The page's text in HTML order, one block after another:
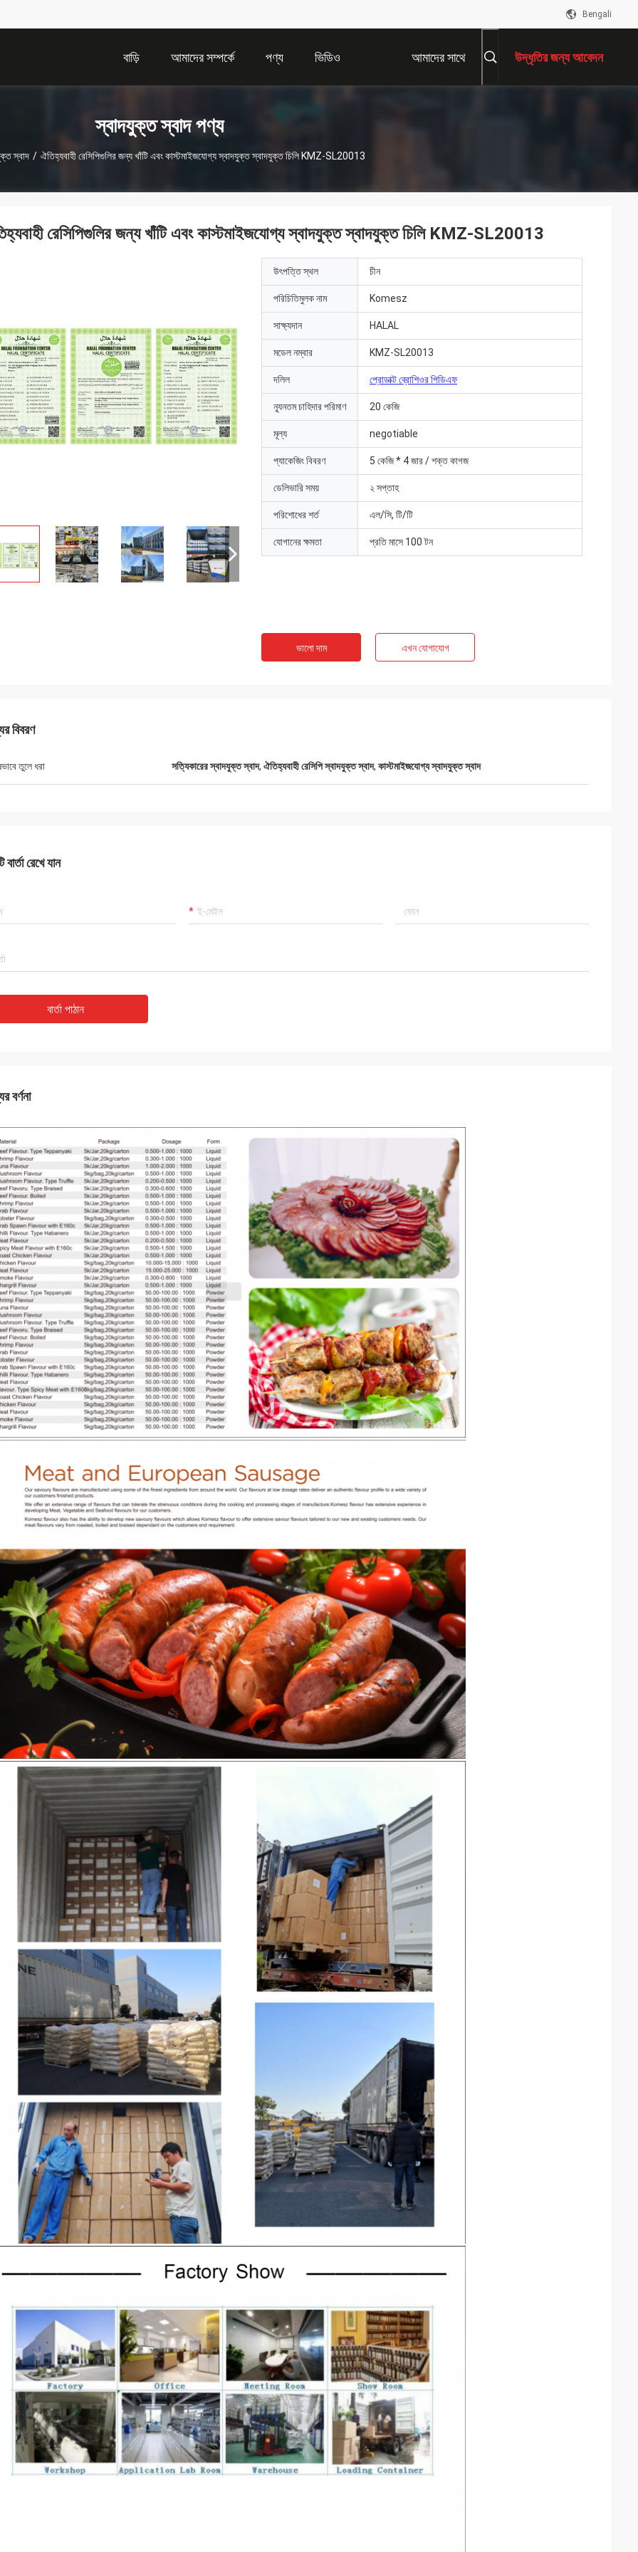
Bengali
বাড়ি আমাদের সম্পর্কে পণ্য ভিডিও আমাদের সাথে উদ্ধৃতির জন্য আবেদন
স্বাদযুক্ত স্বাদ পণ্য
স্বাদ / ঐতিহ্যবাহী রেসিপিগুলির জন্য খাঁটি এবং কাস্টমাইজযোগ্য স্বাদযুক্ত স্বাদযুক্ত চিলি KMZ-SL20013
রেসিপিগুলির জন্য খাঁটি এবং কাস্টমাইজযোগ্য স্বাদযুক্ত স্বাদযুক্ত চিলি KMZ-SL20013
উৎপত্তি স্থল চীন
পরিচিতিমুলক নাম Komesz
সাক্ষ্যদান HALAL
মডেল নম্বার KMZ-SL20013
দলিল প্রোডাক্ট ব্রোশিওর পিডিএফ
ন্যূনতম চাহিদার পরিমাণ 20 কেজি
মূল্য negotiable
প্যাকেজিং বিবরণ 5 কেজি * 4 জার / শক্ত কাগজ
ডেলিভারি সময় ২ সপ্তাহ
পরিশোধের শর্ত এল/সি, টি/টি
যোগানের ক্ষমতা প্রতি মাসে 100 টন
ভালো দাম এখন যোগাযোগ
বিবরণ
তুলে ধরা সত্যিকারের স্বাদযুক্ত স্বাদ, ঐতিহ্যবাহী রেসিপি স্বাদযুক্ত স্বাদ, কাস্টমাইজযোগ্য স্বাদযুক্ত স্বাদ
বার্তা রেখে যান
বার্তা পাঠান
বর্ণনা